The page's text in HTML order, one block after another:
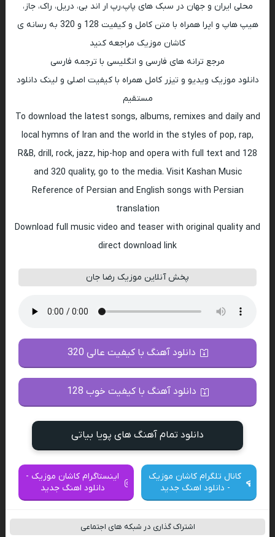
محلی ایران و جهان در سبک های پاپ،رپ ار اند بی، دریل، راک، جاز،
هیپ هاپ و اپرا همراه با متن کامل و کیفیت 128 و 320 به رسانه ی
کاشان موزیک مراجعه کنید
مرجع ترانه های فارسی و انگلیسی با ترجمه فارسی
دانلود موزیک ویدیو و تیزر کامل همراه با کیفیت اصلی و لینک دانلود
مستقیم
To download the latest songs, albums, remixes and daily and
local hymns of Iran and the world in the styles of pop, rap,
R&B, drill, rock, jazz, hip-hop and opera with full text and 128
and 320 quality, go to the media. Visit Kashan Music
Reference of Persian and English songs with Persian
translation
Download full music video and teaser with original quality and
direct download link
پخش آنلاین موزیک رضا جان
دانلود آهنگ با کیفیت عالی 320
دانلود آهنگ با کیفیت خوب 128
دانلود تمام آهنگ های پویا بیاتی
کانال تلگرام کاشان موزیک
- دانلود اهنگ جدید
اینستاگرام کاشان موزیک -
دانلود اهنگ جدید
اشتراک گذاری در شبکه های اجتماعی